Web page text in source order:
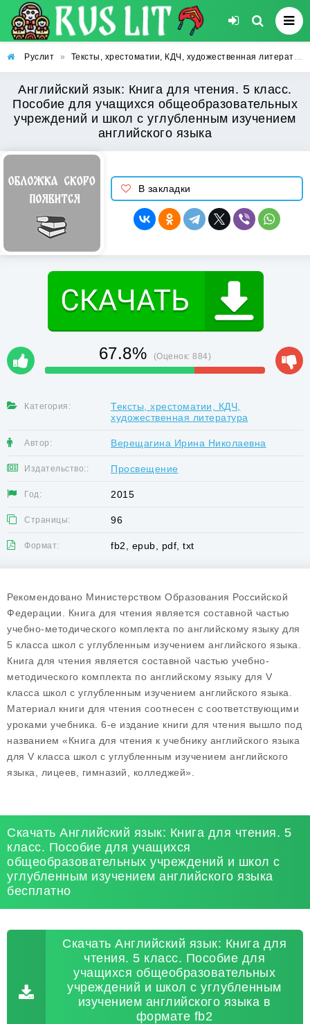
Руслит » Тексты, хрестоматии, КДЧ, художественная литература
Английский язык: Книга для чтения. 5 класс.
Пособие для учащихся общеобразовательных
учреждений и школ с углубленным изучением
английского языка
В закладки
67.8% (Оценок:884)
Категория:
Тексты, хрестоматии, КДЧ,
художественная литература
Автор: Верещагина Ирина Николаевна
Издательство:: Просвещение
Год: 2015
Страницы: 96
Формат: fb2, epub, pdf, txt
Рекомендовано Министерством Образования Российской
Федерации. Книга для чтения является составной частью
учебно-методического комплекта по английскому языку для
5 класса школ с углубленным изучением английского языка.
Книга для чтения является составной частью учебно-
методического комплекта по английскому языку для V
класса школ с углубленным изучением английского языка.
Материал книги для чтения соотнесен с соответствующими
уроками учебника. 6-е издание книги для чтения вышло под
названием «Книга для чтения к учебнику английского языка
для V класса школ с углубленным изучением английского
языка, лицеев, гимназий, колледжей».
Скачать Английский язык: Книга для чтения. 5
класс. Пособие для учащихся
общеобразовательных учреждений и школ с
углубленным изучением английского языка
бесплатно
Скачать Английский язык: Книга для
чтения. 5 класс. Пособие для
учащихся общеобразовательных
учреждений и школ с углубленным
изучением английского языка в
формате fb2